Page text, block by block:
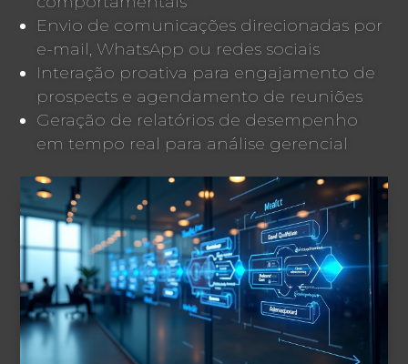
Envio de comunicações direcionadas por
e-mail, WhatsApp ou redes sociais
Interação proativa para engajamento de
prospects e agendamento de reuniões
Geração de relatórios de desempenho
em tempo real para análise gerencial